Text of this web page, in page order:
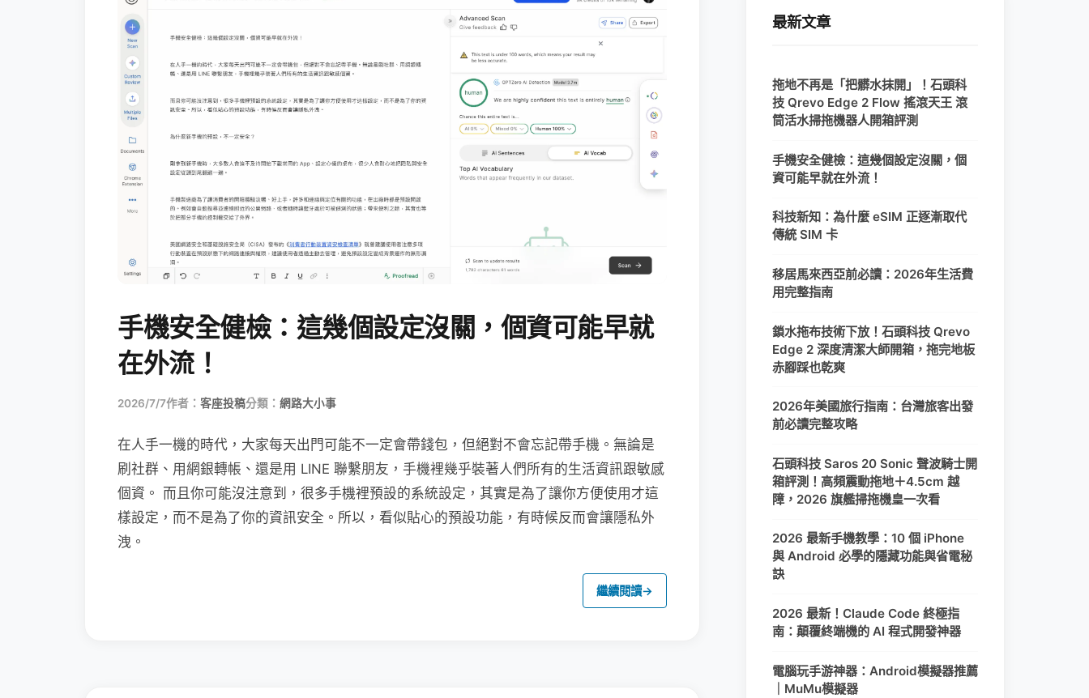
手機安全健檢：這幾個設定沒關，個資可能早就
在外流！
2026/7/7作者： 客座投稿分類： 網路大小事
在人手一機的時代，大家每天出門可能不一定會帶錢包，但絕對不會忘記帶手機。無論是
刷社群、用網銀轉帳、還是用 LINE 聯繫朋友，手機裡幾乎裝著人們所有的生活資訊跟敏感
個資。 而且你可能沒注意到，很多手機裡預設的系統設定，其實是為了讓你方便使用才這
樣設定，而不是為了你的資訊安全。所以，看似貼心的預設功能，有時候反而會讓隱私外
洩。
繼續閱讀→
最新文章
拖地不再是「把髒水抹開」！石頭科
技 Qrevo Edge 2 Flow 搖滾天王 滾
筒活水掃拖機器人開箱評測
手機安全健檢：這幾個設定沒關，個
資可能早就在外流！
科技新知：為什麼 eSIM 正逐漸取代
傳統 SIM 卡
移居馬來西亞前必讀：2026年生活費
用完整指南
鎖水拖布技術下放！石頭科技 Qrevo
Edge 2 深度清潔大師開箱，拖完地板
赤腳踩也乾爽
2026年美國旅行指南：台灣旅客出發
前必讀完整攻略
石頭科技 Saros 20 Sonic 聲波騎士開
箱評測！高頻震動拖地＋4.5cm 越
障，2026 旗艦掃拖機皇一次看
2026 最新手機教學：10 個 iPhone
與 Android 必學的隱藏功能與省電秘
訣
2026 最新！Claude Code 終極指
南：顛覆終端機的 AI 程式開發神器
電腦玩手游神器：Android模擬器推薦
｜MuMu模擬器